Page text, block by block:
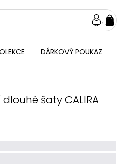
DÁRKOVÝ POUKAZ
šaty CALIRA